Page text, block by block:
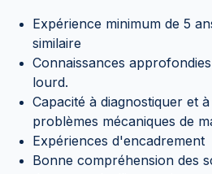
Expérience minimum de 5
similaire
Connaissances
lourd.
Capacité à diagnostiquer et
problèmes mécaniques de
Expériences d'encadrement
Bonne compréhension des